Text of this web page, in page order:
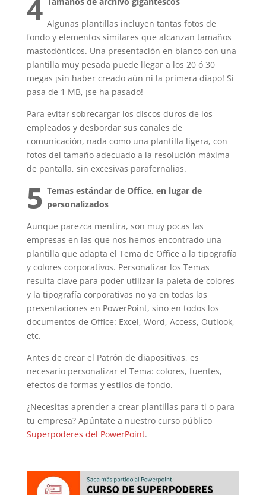
4 Algunas plantillas incluyen tantas fotos de
fondo y elementos similares que alcanzan tamaños
mastodónticos. Una presentación en blanco con una
plantilla muy pesada puede llegar a los 20 ó 30
megas ¡sin haber creado aún ni la primera diapo! Si
pasa de 1 MB, ¡se ha pasado!
Para evitar sobrecargar los discos duros de los
empleados y desbordar sus canales de
comunicación, nada como una plantilla ligera, con
fotos del tamaño adecuado a la resolución máxima
de pantalla, sin excesivas parafernalias.
5 Temas estándar de Office, en lugar de
personalizados
Aunque parezca mentira, son muy pocas las
empresas en las que nos hemos encontrado una
plantilla que adapta el Tema de Office a la tipografía
y colores corporativos. Personalizar los Temas
resulta clave para poder utilizar la paleta de colores
y la tipografía corporativas no ya en todas las
presentaciones en PowerPoint, sino en todos los
documentos de Office: Excel, Word, Access, Outlook,
etc.
Antes de crear el Patrón de diapositivas, es
necesario personalizar el Tema: colores, fuentes,
efectos de formas y estilos de fondo.
¿Necesitas aprender a crear plantillas para ti o para
tu empresa? Apúntate a nuestro curso público
Superpoderes del PowerPoint.